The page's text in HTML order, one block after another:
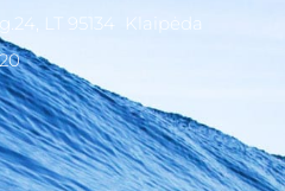
LT 95134 Klaipėda
20